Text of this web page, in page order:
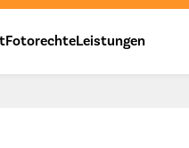
FotorechteLeistungen